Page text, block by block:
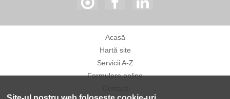
Acasă
Hartă site
Servicii A-Z
Formulare online